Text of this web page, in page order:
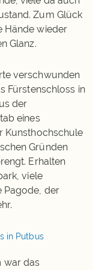
Zum Glück
Hände wieder
Glanz.
verschwunden
Fürstenschloss in
der
eines
Kunsthochschule
Gründen
Erhalten
viele
Pagode, der
war das